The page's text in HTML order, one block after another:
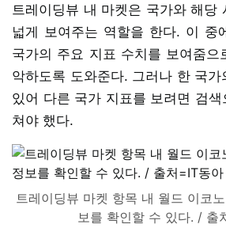
트레이딩뷰 내 마켓은 국가와 해당
넓게 보여주는 역할을 한다. 이 중
국가의 주요 지표 수치를 보여줌
악하도록 도와준다. 그러나 한 국
있어 다른 국가 지표를 보려면 검
쳐야 했다.
트레이딩뷰 마켓 항목 내 월드 이코
보를 확인할 수 있다. / 출